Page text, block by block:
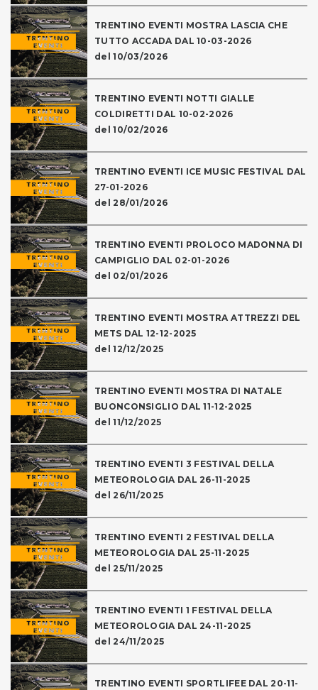
TRENTINO EVENTI MOSTRA LASCIA CHE
TUTTO ACCADA DAL 10-03-2026
del 10/03/2026
TRENTINO EVENTI NOTTI GIALLE
COLDIRETTI DAL 10-02-2026
del 10/02/2026
TRENTINO EVENTI ICE MUSIC FESTIVAL DAL
27-01-2026
del 28/01/2026
TRENTINO EVENTI PROLOCO MADONNA DI
CAMPIGLIO DAL 02-01-2026
del 02/01/2026
TRENTINO EVENTI MOSTRA ATTREZZI DEL
METS DAL 12-12-2025
del 12/12/2025
TRENTINO EVENTI MOSTRA DI NATALE
BUONCONSIGLIO DAL 11-12-2025
del 11/12/2025
TRENTINO EVENTI 3 FESTIVAL DELLA
METEOROLOGIA DAL 26-11-2025
del 26/11/2025
TRENTINO EVENTI 2 FESTIVAL DELLA
METEOROLOGIA DAL 25-11-2025
del 25/11/2025
TRENTINO EVENTI 1 FESTIVAL DELLA
METEOROLOGIA DAL 24-11-2025
del 24/11/2025
TRENTINO EVENTI SPORTLIFEE DAL 20-11-